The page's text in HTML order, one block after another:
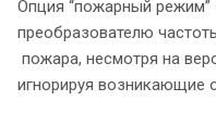
Опция “пожарный
преобразователю
пожара, несмотря на
игнорируя возникающие